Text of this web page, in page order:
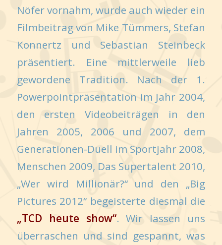
Nöfer vornahm, wurde auch wieder ein
Filmbeitrag von Mike Tümmers, Stefan
Konnertz und Sebastian Steinbeck
präsentiert. Eine mittlerweile lieb
gewordene Tradition. Nach der 1.
Powerpointpräsentation im Jahr 2004,
den ersten Videobeiträgen in den
Jahren 2005, 2006 und 2007, dem
Generationen-Duell im Sportjahr 2008,
Menschen 2009, Das Supertalent 2010,
„Wer wird Millionär?“ und den „Big
Pictures 2012“ begeisterte diesmal die
„TCD heute show“. Wir lassen uns
überraschen und sind gespannt, was